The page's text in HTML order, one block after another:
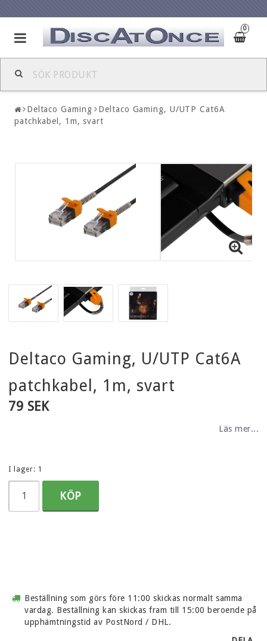
0
Deltaco Gaming
Deltaco Gaming, U/UTP Cat6A
patchkabel, 1m, svart
Deltaco Gaming, U/UTP Cat6A
patchkabel, 1m, svart
79 SEK
Läs mer...
I lager: 1
KÖP
Beställning som görs före 11:00 skickas normalt samma
vardag. Beställning kan skickas fram till 15:00 beroende på
upphämtningstid av PostNord / DHL.